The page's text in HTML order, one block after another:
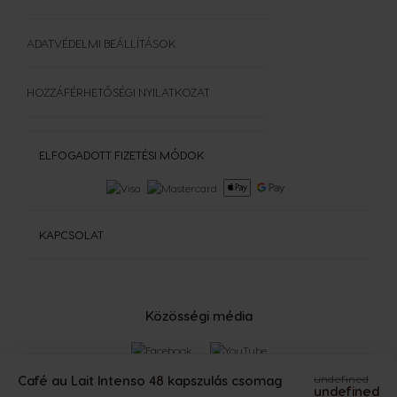
Közösségi média
ELFOGADOTT FIZETÉSI MÓDOK
KAPCSOLAT
ADATVÉDELMI BEÁLLÍTÁSOK
HOZZÁFÉRHETŐSÉGI NYILATKOZAT
Café au Lait Intenso 48 kapszulás csomag undefined
undefined